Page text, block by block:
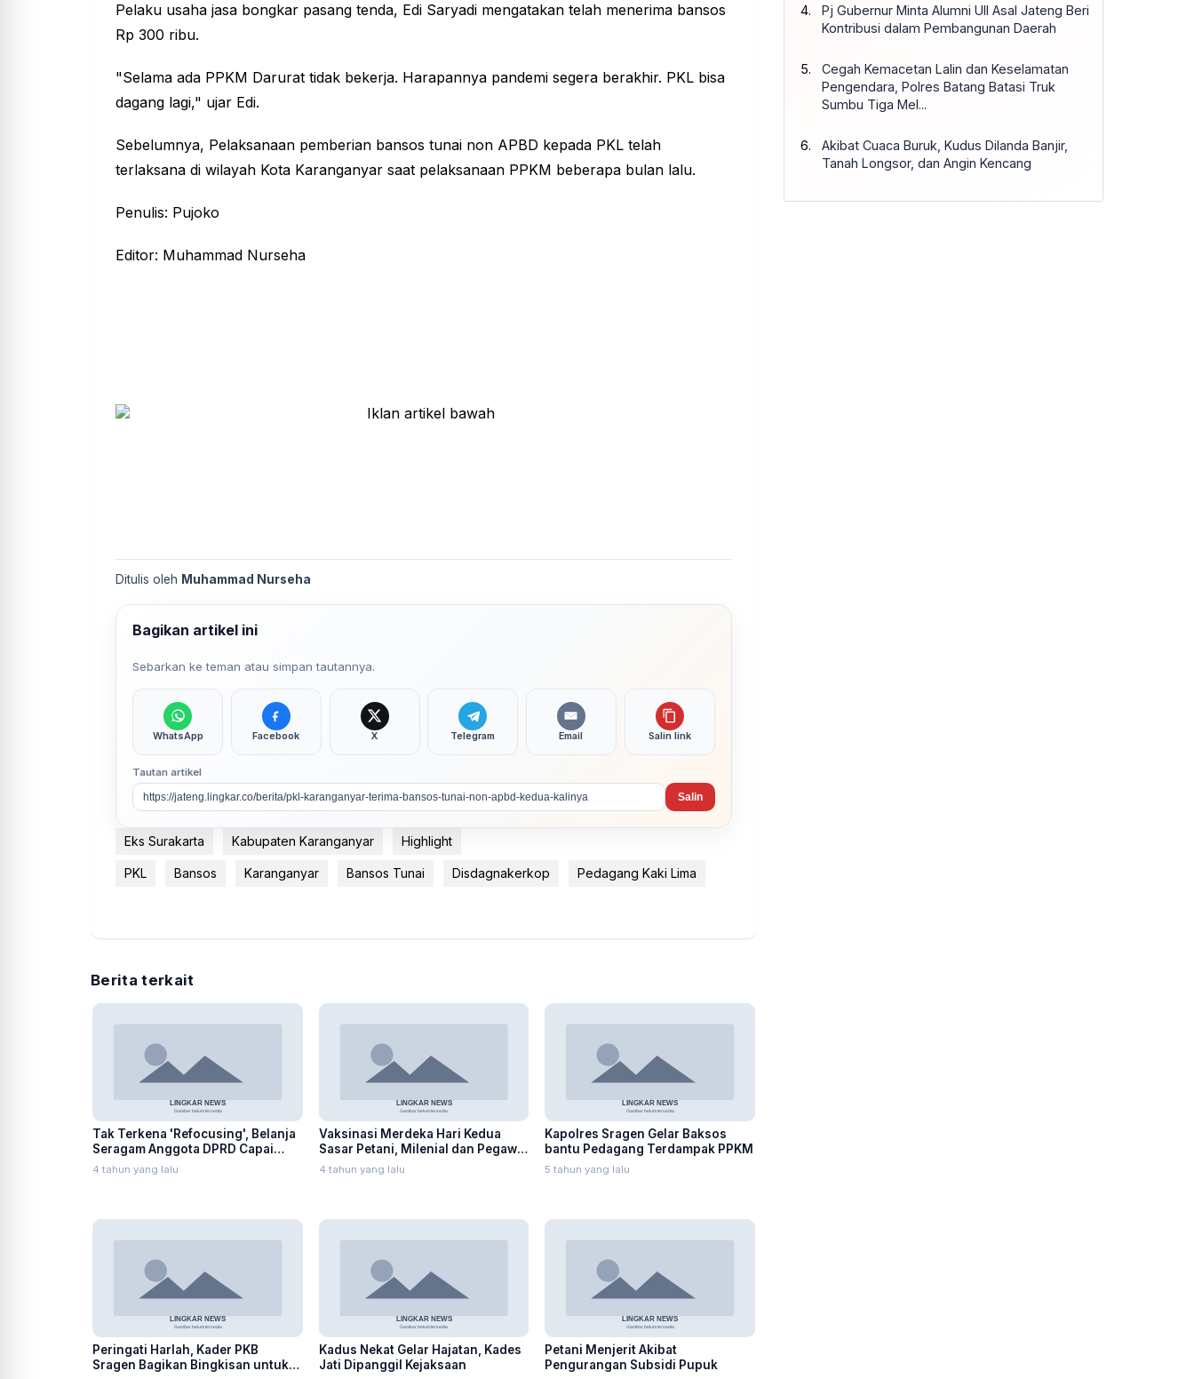
Pelaku usaha jasa bongkar pasang tenda, Edi Saryadi mengatakan telah menerima bansos
Rp 300 ribu.
"Selama ada PPKM Darurat tidak bekerja. Harapannya pandemi segera berakhir. PKL bisa
dagang lagi," ujar Edi.
Sebelumnya, Pelaksanaan pemberian bansos tunai non APBD kepada PKL telah
terlaksana di wilayah Kota Karanganyar saat pelaksanaan PPKM beberapa bulan lalu.
Penulis: Pujoko
Editor: Muhammad Nurseha
Ditulis oleh Muhammad Nurseha
Bagikan artikel ini
Sebarkan ke teman atau simpan tautannya.
WhatsApp Facebook X Telegram Email Salin link
Tautan artikel
Salin
Eks Surakarta Kabupaten Karanganyar Highlight
PKL Bansos Karanganyar Bansos Tunai Disdagnakerkop Pedagang Kaki Lima
Berita terkait
Tak Terkena 'Refocusing', Belanja
Seragam Anggota DPRD Capai
Ratusan Juta
4 tahun yang lalu
Vaksinasi Merdeka Hari Kedua
Sasar Petani, Milenial dan Pegawai
SPBU
4 tahun yang lalu
Kapolres Sragen Gelar Baksos
bantu Pedagang Terdampak PPKM
5 tahun yang lalu
Peringati Harlah, Kader PKB
Sragen Bagikan Bingkisan untuk
Kadus Nekat Gelar Hajatan, Kades
Jati Dipanggil Kejaksaan
Petani Menjerit Akibat
Pengurangan Subsidi Pupuk
Pj Gubernur Minta Alumni UII Asal Jateng Beri
Kontribusi dalam Pembangunan Daerah
Cegah Kemacetan Lalin dan Keselamatan
Pengendara, Polres Batang Batasi Truk
Sumbu Tiga Mel...
Akibat Cuaca Buruk, Kudus Dilanda Banjir,
Tanah Longsor, dan Angin Kencang